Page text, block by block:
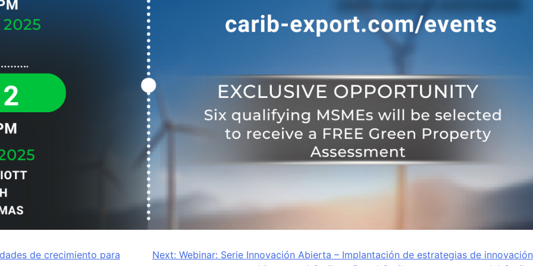
de crecimiento para
Next: Webinar: Serie Innovación Abierta – Implantación de estrategias de innovación